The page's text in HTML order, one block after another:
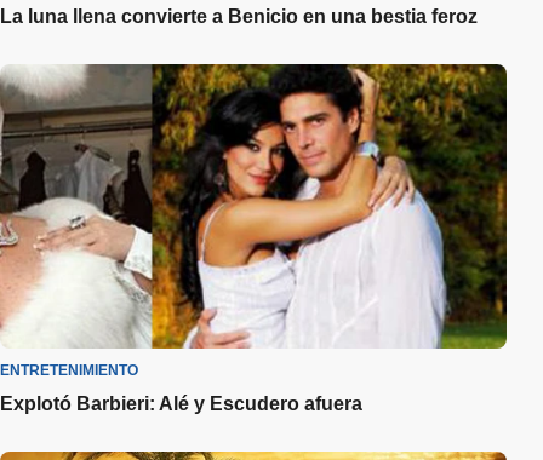
La luna llena convierte a Benicio en una bestia feroz
ENTRETENIMIENTO
Explotó Barbieri: Alé y Escudero afuera